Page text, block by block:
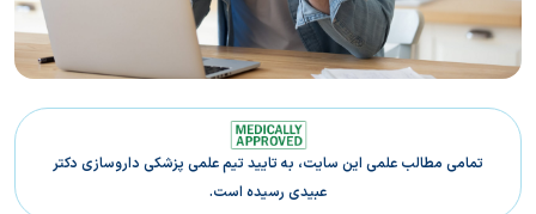
تمامی مطالب علمی این سایت، به تایید تیم علمی پزشکی داروسازی دکتر
عبیدی رسیده است.